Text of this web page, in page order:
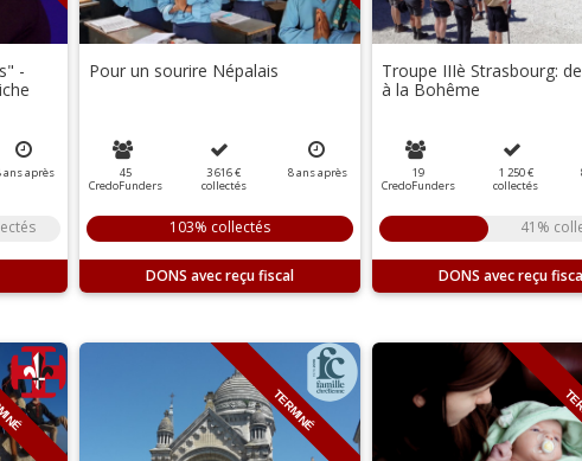
-
ansaprès
Pour un sourire Népalais
45
CredoFunders
3 616 €
collectés
8ansaprès
103% collectés
DONS
Troupe IIIè Strasbourg: de
à la Bohême
19
CredoFunders
1 250 €
collectés
41%
DONS
TERMINÉ